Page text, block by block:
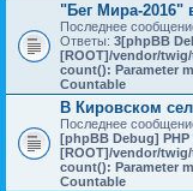
"Бег Мира-2016"
Последнее
Ответы: 3[phpBB
[ROOT]/vendor/
count(): Parameter
Countable
В Кировском
Последнее
[phpBB Debug] PHP
[ROOT]/vendor/
count(): Parameter
Countable